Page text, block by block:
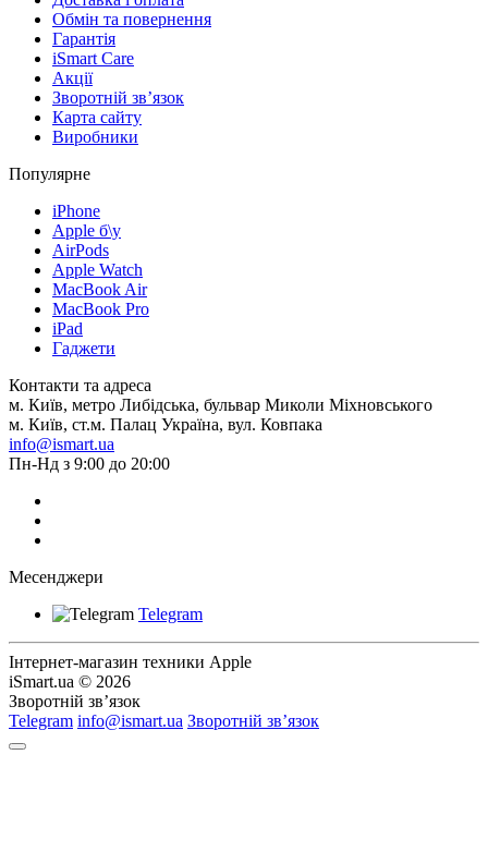
Обмін та повернення
Гарантія
iSmart Care
Акції
Зворотній зв’язок
Карта сайту
Виробники
Популярне
iPhone
Apple б\у
AirPods
Apple Watch
MacBook Air
MacBook Pro
iPad
Гаджети
Контакти та адреса
м. Київ, метро Либідська, бульвар Миколи Міхновського
м. Київ, ст.м. Палац Україна, вул. Ковпака
info@ismart.ua
Пн-Нд з 9:00 до 20:00
Месенджери
Telegram
Інтернет-магазин техники Apple
iSmart.ua © 2026
Зворотній зв’язок
Telegram info@ismart.ua Зворотній зв’язок